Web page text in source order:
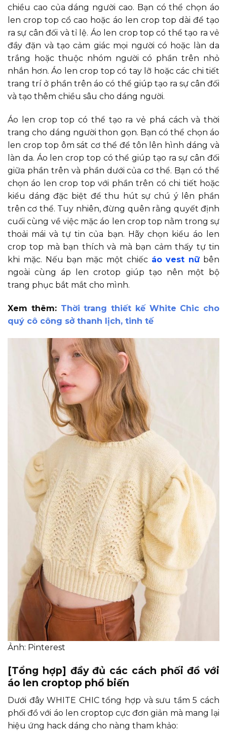
chiều cao của dáng người cao. Bạn có thể chọn áo
len crop top cổ cao hoặc áo len crop top dài để tạo
ra sự cân đối và tỉ lệ. Áo len crop top có thể tạo ra vẻ
đầy đặn và tạo cảm giác mọi người có hoặc làn da
trắng hoặc thuộc nhóm người có phần trên nhỏ
nhắn hơn. Áo len crop top có tay lỡ hoặc các chi tiết
trang trí ở phần trên áo có thể giúp tạo ra sự cân đối
và tạo thêm chiều sâu cho dáng người.
Áo len crop top có thể tạo ra vẻ phá cách và thời
trang cho dáng người thon gọn. Bạn có thể chọn áo
len crop top ôm sát cơ thể để tôn lên hình dáng và
làn da. Áo len crop top có thể giúp tạo ra sự cân đối
giữa phần trên và phần dưới của cơ thể. Bạn có thể
chọn áo len crop top với phần trên có chi tiết hoặc
kiểu dáng đặc biệt để thu hút sự chú ý lên phần
trên cơ thể. Tuy nhiên, đừng quên rằng quyết định
cuối cùng về việc mặc áo len crop top nằm trong sự
thoải mái và tự tin của bạn. Hãy chọn kiểu áo len
crop top mà bạn thích và mà bạn cảm thấy tự tin
khi mặc. Nếu bạn mặc một chiếc áo vest nữbên
ngoài cùng áp len crotop giúp tạo nên một bộ
trang phục bắt mắt cho mình.
Xem thêm: Thời trang thiết kế White Chic cho
quý cô công sở thanh lịch, tinh tế
Ảnh: Pinterest
[Tổng hợp] đầy đủ các cách phối đồ với
áo len croptop phổ biến
Dưới đây WHITE CHIC tổng hợp và sưu tầm 5 cách
phối đồ với áo len croptop cực đơn giản mà mang lại
hiệu ứng hack dáng cho nàng tham khảo: